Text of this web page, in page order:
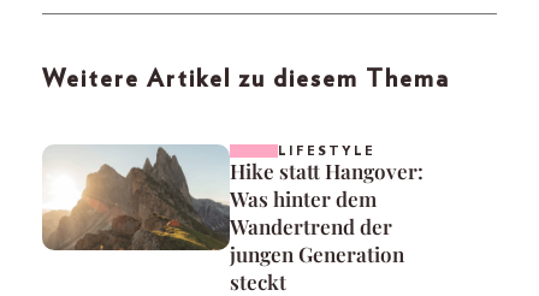
Weitere Artikel zu diesem Thema
LIFESTYLE
Hike statt Hangover:
Was hinter dem
Wandertrend der
jungen Generation
steckt